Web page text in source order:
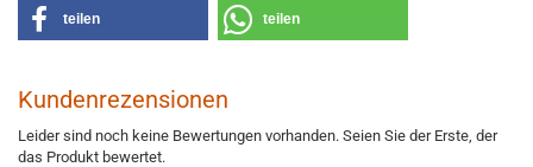
teilen teilen
Kundenrezensionen
Leider sind noch keine Bewertungen vorhanden. Seien Sie der Erste, der
das Produkt bewertet.